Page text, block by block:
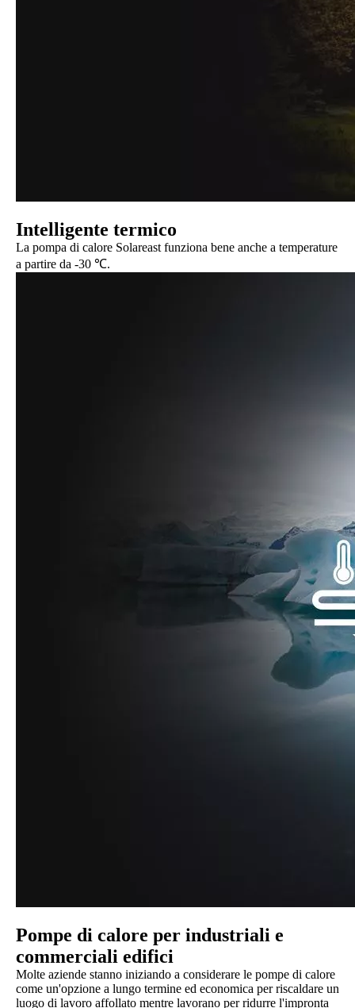
Intelligente termico
La pompa di calore Solareast funziona bene anche a temperature
a partire da -30 ℃.
Pompe di calore per industriali e
commerciali edifici
Molte aziende stanno iniziando a considerare le pompe di calore
come un'opzione a lungo termine ed economica per riscaldare un
luogo di lavoro affollato mentre lavorano per ridurre l'impronta